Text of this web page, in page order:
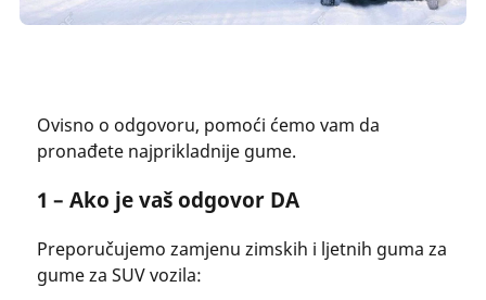
Ovisno o odgovoru, pomoći ćemo vam da
pronađete najprikladnije gume.
1 – Ako je vaš odgovor DA
Preporučujemo zamjenu zimskih i ljetnih guma za
gume za SUV vozila: